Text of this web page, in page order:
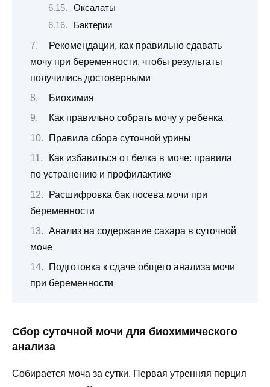
Оксалаты
Бактерии
Рекомендации, как правильно сдавать
мочу при беременности, чтобы результаты
получились достоверными
Биохимия
Как правильно собрать мочу у ребенка
Правила сбора суточной урины
Как избавиться от белка в моче: правила
по устранению и профилактике
Расшифровка бак посева мочи при
беременности
Анализ на содержание сахара в суточной
моче
Подготовка к сдаче общего анализа мочи
при беременности
Сбор суточной мочи для биохимического
анализа
Собирается моча за сутки. Первая утренняя порция